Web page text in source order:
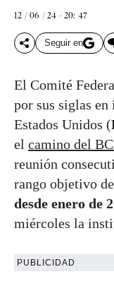
12 / 06 / 24 - 20: 47
Seguir en
El Comité
por sus siglas en
Estados Unidos (
el camino del
reunión
rango objetivo
desde enero de
miércoles la
PUBLICIDAD